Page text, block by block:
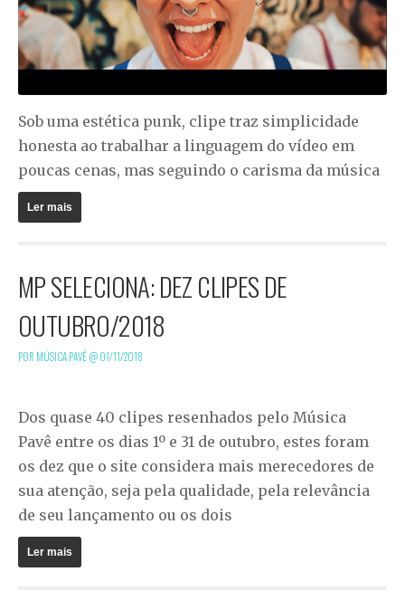
Sob uma estética punk, clipe traz simplicidade
honesta ao trabalhar a linguagem do vídeo em
poucas cenas, mas seguindo o carisma da música
Ler mais
MP SELECIONA: DEZ CLIPES DE
OUTUBRO/2018
POR MÚSICA PAVÊ @01/11/2018
Dos quase 40 clipes resenhados pelo Música
Pavê entre os dias 1º e 31 de outubro, estes foram
os dez que o site considera mais merecedores de
sua atenção, seja pela qualidade, pela relevância
de seu lançamento ou os dois
Ler mais